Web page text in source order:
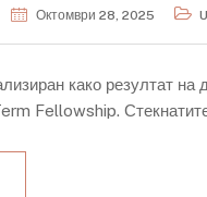
Октомври 28, 2025
како резултат
Fellowship.